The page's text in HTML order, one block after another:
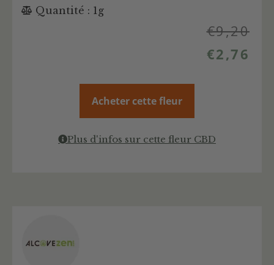
Quantité : 1g
€9,20
€2,76
Acheter cette fleur
Plus d'infos sur cette fleur CBD